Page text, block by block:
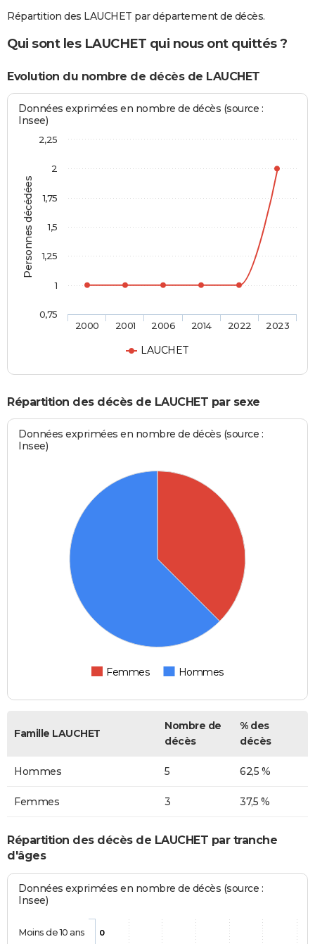
Répartition des LAUCHET par département de décès.
Qui sont les LAUCHET qui nous ont quittés ?
Evolution du nombre de décès de LAUCHET
Personnes décédées
Données exprimées en nombre de décès (source :
Insee)
LAUCHET
2000 2001 2006 2014 2022 2023
0,75
1
1,25
1,5
1,75
2
2,25
Répartition des décès de LAUCHET par sexe
Données exprimées en nombre de décès (source :
Insee)
Femmes Hommes
Famille LAUCHET
Nombre de
décès
% des
décès
Hommes 5 62,5 %
Femmes 3 37,5 %
Répartition des décès de LAUCHET par tranche
d'âges
Données exprimées en nombre de décès (source :
Insee)
0
Moins de 10 ans